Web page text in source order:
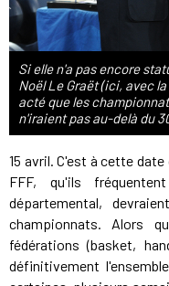
Si elle n'a pas encore
Noël Le Graët (ici, avec
acté que les
n'iraient pas au-delà du
15 avril. C'est à cette
FFF, qu'ils
départemental,
championnats. Alors
fédérations (basket,
définitivement